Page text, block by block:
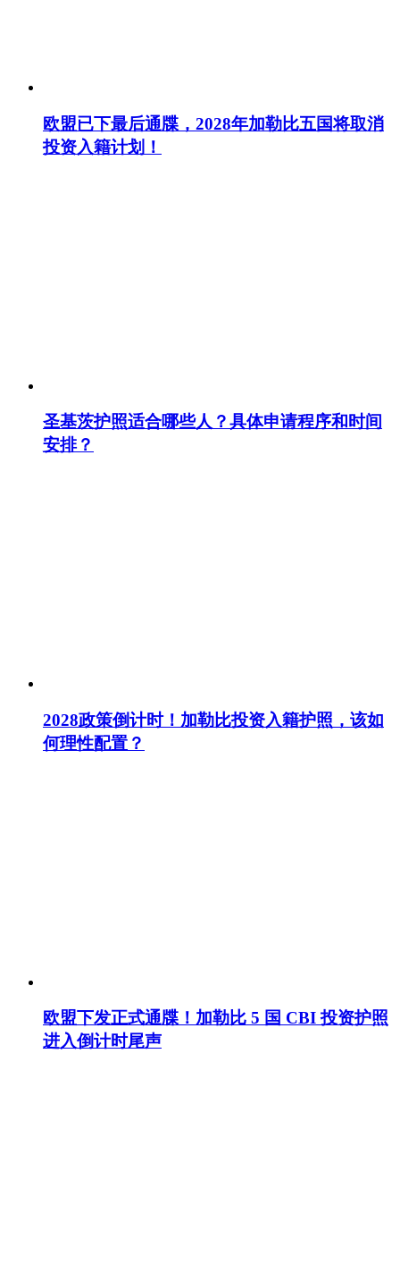
欧盟已下最后通牒，2028年加勒比五国将取消
投资入籍计划！
圣基茨护照适合哪些人？具体申请程序和时间
安排？
2028政策倒计时！加勒比投资入籍护照，该如
何理性配置？
欧盟下发正式通牒！加勒比 5 国 CBI 投资护照
进入倒计时尾声